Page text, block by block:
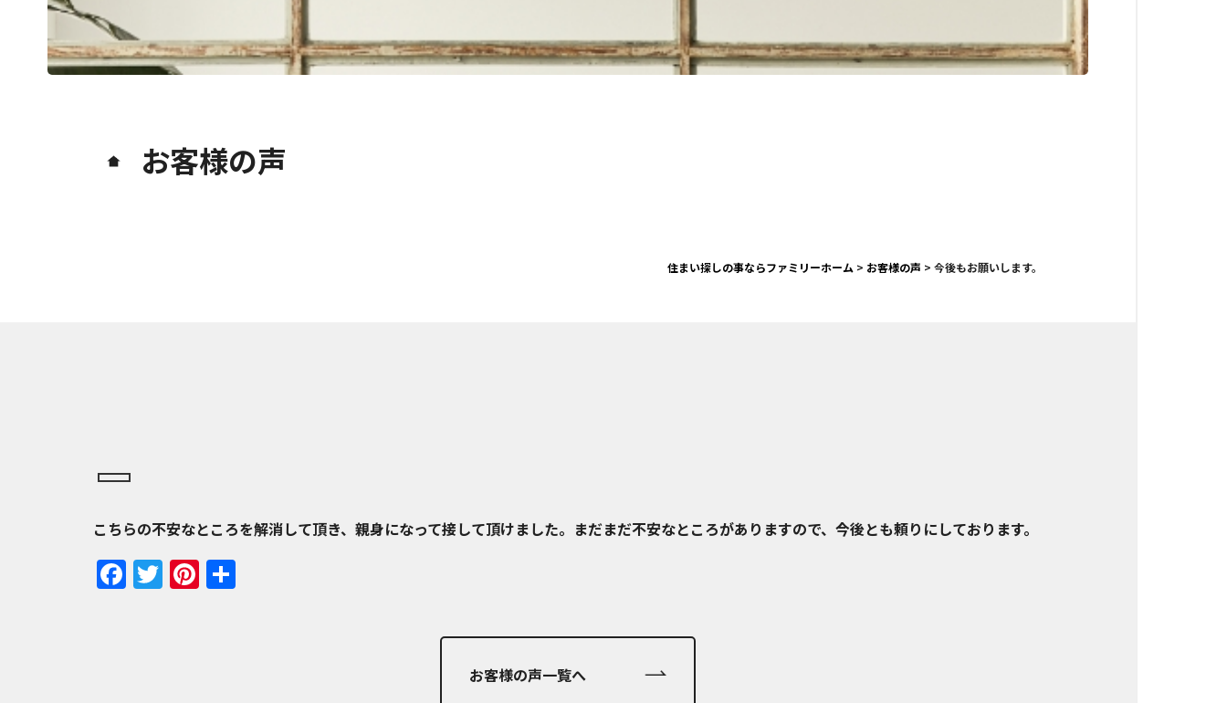
お客様の声
住まい探しの事ならファミリーホーム > お客様の声 > 今後もお願いします。
こちらの不安なところを解消して頂き、親身になって接して頂けました。まだまだ不安なところがありますので、今後とも頼りにしております。
Facebook
TwitterPinterest
お客様の声一覧へ